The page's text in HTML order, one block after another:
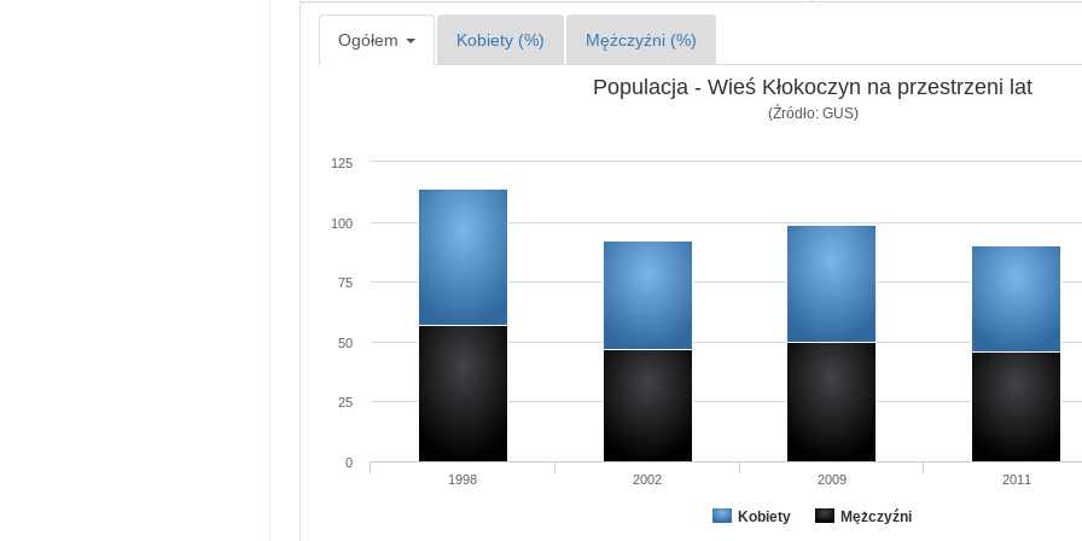
Ogółem Kobiety (%) Mężczyźni (%)
Populacja - Wieś Kłokoczyn na przestrzeni lat
(Źródło: GUS)
Kobiety Mężczyźni
1998 2002 2009 2011
0
25
50
75
100
125